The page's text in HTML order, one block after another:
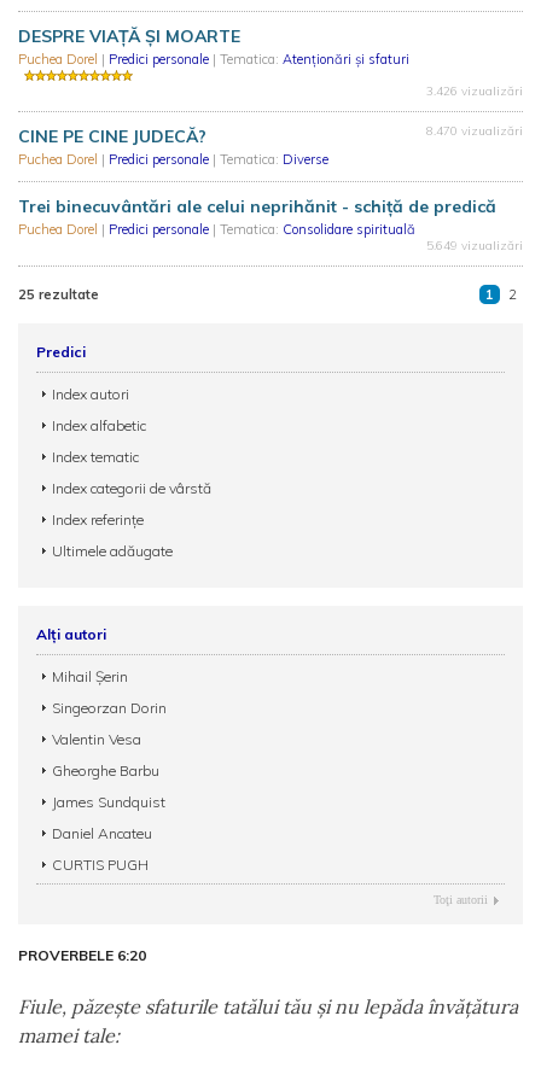
DESPRE VIAȚĂ ȘI MOARTE
Puchea Dorel | Predici personale | Tematica: Atenționări și sfaturi
3.426 vizualizări
CINE PE CINE JUDECĂ?
Puchea Dorel | Predici personale | Tematica: Diverse
8.470 vizualizări
Trei binecuvântări ale celui neprihănit - schiță de predică
Puchea Dorel | Predici personale | Tematica: Consolidare spirituală
5.649 vizualizări
25 rezultate 1 2
Predici
Index autori
Index alfabetic
Index tematic
Index categorii de vârstă
Index referințe
Ultimele adăugate
Alți autori
Mihail Șerin
Singeorzan Dorin
Valentin Vesa
Gheorghe Barbu
James Sundquist
Daniel Ancateu
CURTIS PUGH
Toţi autorii
PROVERBELE 6:20
Fiule, păzeşte sfaturile tatălui tău şi nu lepăda învăţătura
mamei tale: